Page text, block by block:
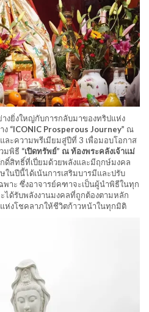
งยิ่งใหญ่กับการกลับมาของทริปแห่ง
ง “ICONIC Prosperous Journey” ณ
ละความพรีเมียมสู่ปีที่ 3 เพื่อมอบโอกาส
มพิธี “เปิดทรัพย์” ณ ท้องพระคลังเจ้าแม่
ดิ์สิทธิ์ที่เปี่ยมด้วยพลังและมีฤกษ์มงคล
ในปีนี้ได้เน้นการเสริมบารมีและปรับ
พาะ ซึ่งอาจารย์คฑาจะเป็นผู้นำพิธีในทุก
ได้รับพลังงานมงคลที่ถูกต้องตามหลัก
แห่งโชคลาภให้ชีวิตก้าวหน้าในทุกมิติ